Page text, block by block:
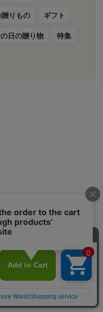
りもの
ギフト
日の贈り物
特集